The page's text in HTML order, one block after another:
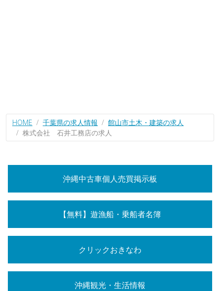
HOME 千葉県の求人情報
館山市土木・建築の求人
株式会社 石井工務店の求人
沖縄中古車個人売買掲示板
【無料】遊漁船・乗船者名簿
クリックおきなわ
沖縄観光・生活情報